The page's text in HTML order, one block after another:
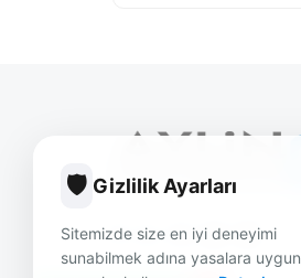
🛡️ Gizlilik Ayarları
Sitemizde size en iyi deneyimi
sunabilmek adına yasalara uygun